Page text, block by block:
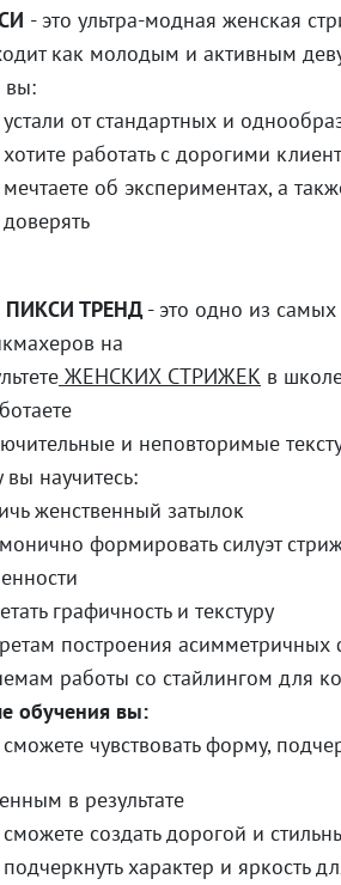
- это ультра-модная женская
как молодым и активным
вы:
устали от стандартных и
хотите работать с дорогими
мечтаете об экспериментах, а
доверять
ПИКСИ ТРЕНД- это одно из
на
ЖЕНСКИХ СТРИЖЕК в
и неповторимые
вы научитесь:
женственный затылок
формировать силуэт
графичность и текстуру
построения
работы со стайлингом для
обучения вы:
сможете чувствовать форму,
в результате
сможете создать дорогой и
подчеркнуть характер и яркость